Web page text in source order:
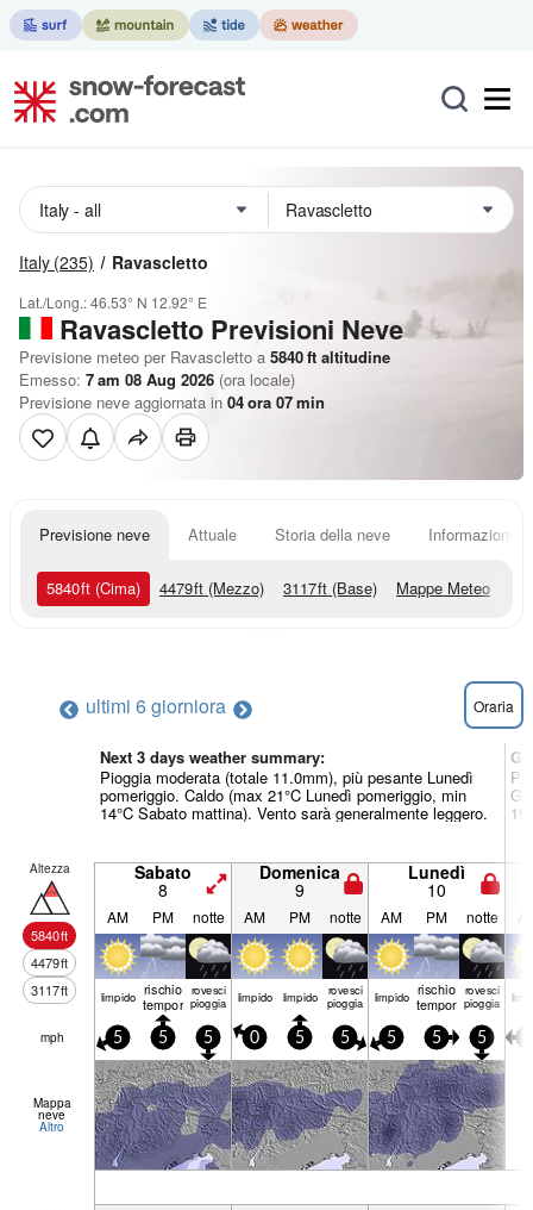
Italy (235) Ravascletto
Lat./Long.:46.53° N 12.92° E
Ravascletto Previsioni Neve
Previsione meteo per Ravascletto a 5840ft altitudine
Emesso: 7 am 08 Aug 2026 (ora locale)
Previsione neve aggiornata in 04ora 07min
Previsione neve Attuale Storia della neve Informazioni
5840ft (Cima) 4479ft (Mezzo) 3117ft (Base) Mappe Meteo
ultimi 6 giorniora Oraria
Next 3 days weather summary:
Pioggia moderata (totale 11.0mm), più pesante Lunedì
pomeriggio. Caldo (max 21°C Lunedì pomeriggio, min
14°C Sabato mattina). Vento sarà generalmente leggero.
Altezza
5840ft
4479ft
3117ft
Sabato
8
Domenica
9
Lunedì
10
AM PM notte AM PM notte AM PM notte
limp­ido rischio
temporale
rovesci
pioggia limp­ido limp­ido rovesci
pioggia limp­ido rischio
temporale
rovesci
pioggia
mph 5 5 5 0 5 5 5 5 5
Mappa
neve
Altro